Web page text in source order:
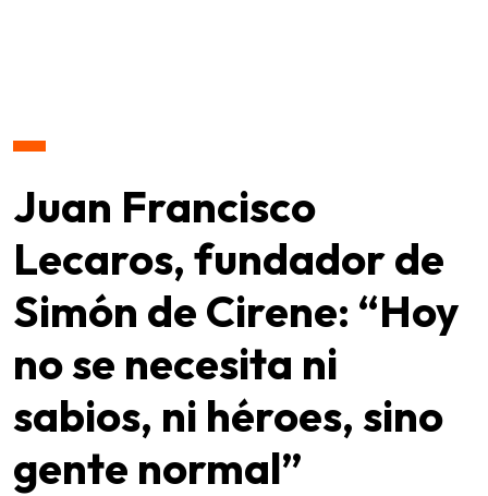
Juan Francisco
Lecaros, fundador de
Simón de Cirene: “Hoy
no se necesita ni
sabios, ni héroes, sino
gente normal”